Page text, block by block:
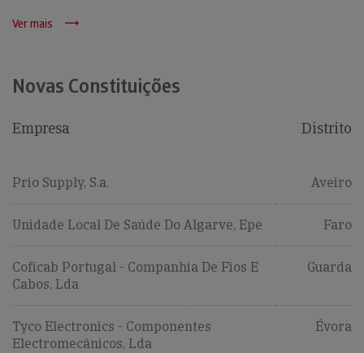
Ver mais
Novas Constituições
Empresa Distrito
Prio Supply, S.a. Aveiro
Unidade Local De Saúde Do Algarve, Epe Faro
Coficab Portugal - Companhia De Fios E
Cabos, Lda
Guarda
Tyco Electronics - Componentes
Electromecânicos, Lda
Évora